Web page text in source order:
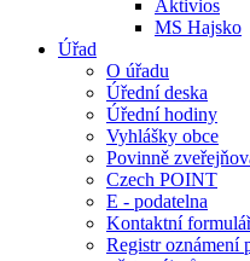
Aktivios
MS Hajsko
Úřad
O úřadu
Úřední deska
Úřední hodiny
Vyhlášky obce
Povinně
Czech POINT
E - podatelna
Kontaktní
Registr oznámení